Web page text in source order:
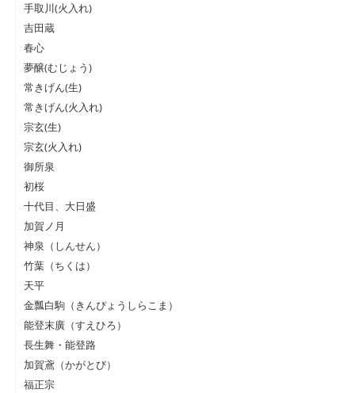
手取川(火入れ)
吉田蔵
春心
夢醸(むじょう)
常きげん(生)
常きげん(火入れ)
宗玄(生)
宗玄(火入れ)
御所泉
初桜
十代目、大日盛
加賀ノ月
神泉（しんせん）
竹葉（ちくは）
天平
金瓢白駒（きんぴょうしらこま）
能登末廣（すえひろ）
長生舞・能登路
加賀鳶（かがとび）
福正宗